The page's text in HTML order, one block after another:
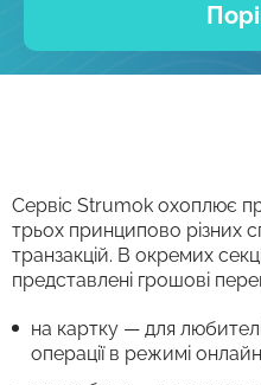
Сервіс Strumok охоплює
трьох принципово різних
транзакцій. В окремих
представлені грошові
на картку — для
операції в режимі